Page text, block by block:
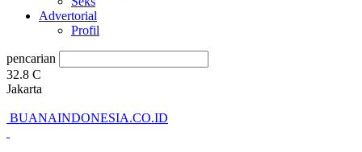
Advertorial
Profil
pencarian
32.8 C
Jakarta
BUANAINDONESIA.CO.ID